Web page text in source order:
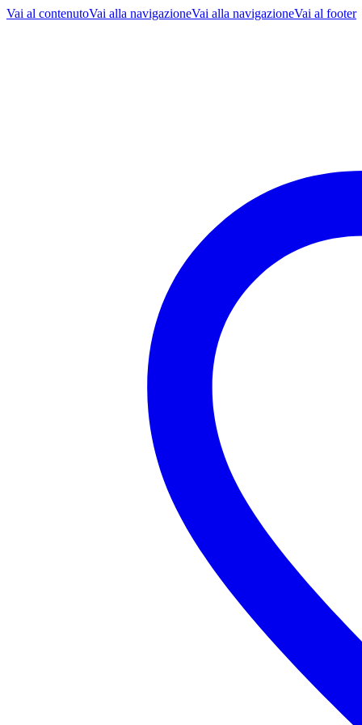
Vai al contenutoVai alla navigazioneVai alla navigazioneVai al footer